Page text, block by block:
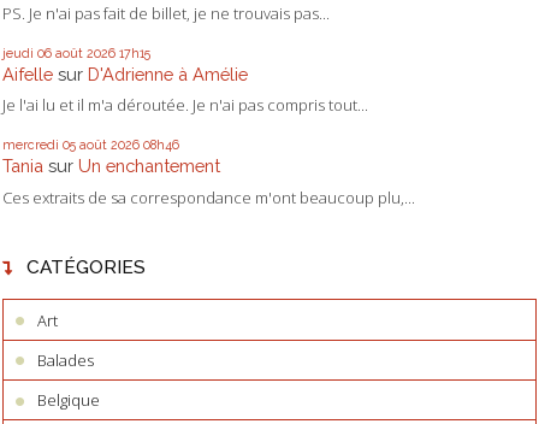
PS. Je n'ai pas fait de billet, je ne trouvais pas...
jeudi 06 août 2026 17h15
Aifelle sur D'Adrienne à Amélie
Je l'ai lu et il m'a déroutée. Je n'ai pas compris tout...
mercredi 05 août 2026 08h46
Tania sur Un enchantement
Ces extraits de sa correspondance m'ont beaucoup plu,...
CATÉGORIES
Art
Balades
Belgique